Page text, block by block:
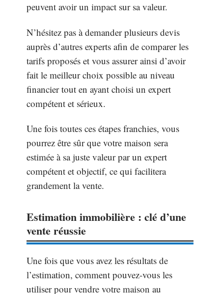
peuvent avoir un impact sur sa valeur.
N’hésitez pas à demander plusieurs devis
auprès d’autres experts afin de comparer les
tarifs proposés et vous assurer ainsi d’avoir
fait le meilleur choix possible au niveau
financier tout en ayant choisi un expert
compétent et sérieux.
Une fois toutes ces étapes franchies, vous
pourrez être sûr que votre maison sera
estimée à sa juste valeur par un expert
compétent et objectif, ce qui facilitera
grandement la vente.
Estimation immobilière : clé d’une
vente réussie
Une fois que vous avez les résultats de
l’estimation, comment pouvez-vous les
utiliser pour vendre votre maison au